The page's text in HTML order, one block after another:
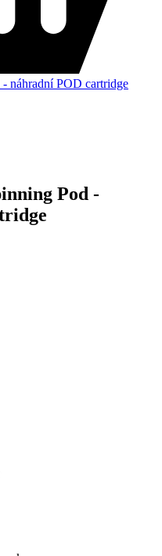
náhradní POD cartridge
Pod -